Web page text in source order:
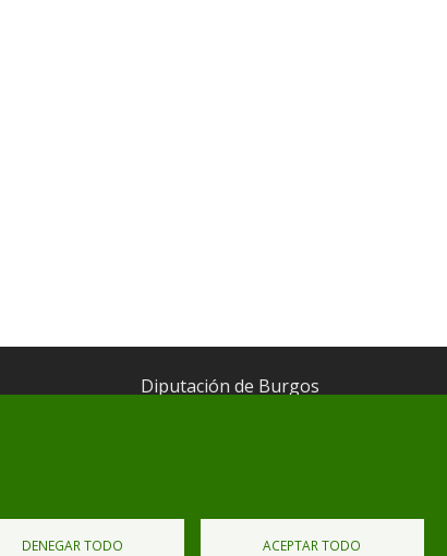
DENEGAR TODO ACEPTAR TODO
Diputación de Burgos